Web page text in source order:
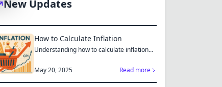
New Updates
How to Calculate Inflation
Understanding how to calculate inflation
May 20, 2025
Read more